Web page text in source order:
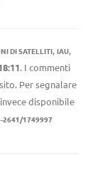
DI SATELLITI, IAU,
. I commenti
Per segnalare
disponibile
2641/1749997